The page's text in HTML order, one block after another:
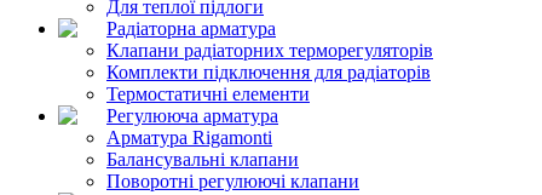
Для теплої підлоги
Радіаторна арматура
Клапани радіаторних терморегуляторів
Комплекти підключення для радіаторів
Термостатичні елементи
Регулююча арматура
Арматура Rigamonti
Балансувальні клапани
Поворотні регулюючі клапани